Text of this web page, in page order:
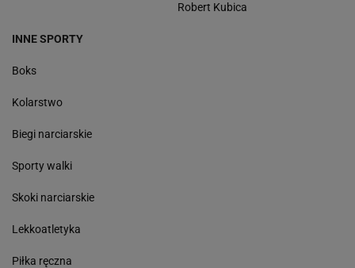
Robert Kubica
INNE SPORTY
Boks
Kolarstwo
Biegi narciarskie
Sporty walki
Skoki narciarskie
Lekkoatletyka
Piłka ręczna